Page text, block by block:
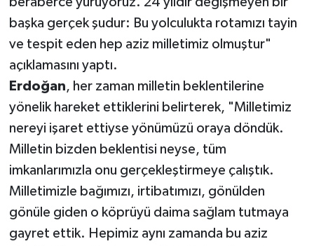
başka gerçek şudur: Bu yolculukta rotamızı tayin
ve tespit eden hep aziz milletimiz olmuştur"
açıklamasını yaptı.
Erdoğan, her zaman milletin beklentilerine
yönelik hareket ettiklerini belirterek, "Milletimiz
nereyi işaret ettiyse yönümüzü oraya döndük.
Milletin bizden beklentisi neyse, tüm
imkanlarımızla onu gerçekleştirmeye çalıştık.
Milletimizle bağımızı, irtibatımızı, gönülden
gönüle giden o köprüyü daima sağlam tutmaya
gayret ettik. Hepimiz aynı zamanda bu aziz